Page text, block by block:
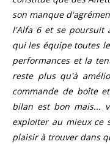
son manque
l'Alfa 6 et se poursuit
qui les équipe toutes
performances et la
reste plus qu'à
commande de boîte
bilan est bon mais...
exploiter au mieux ce
plaisir à trouver dans